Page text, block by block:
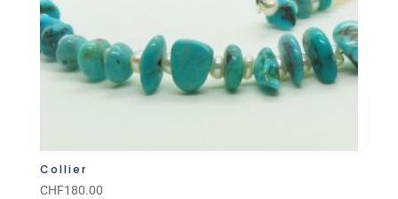
Collier
CHF180.00